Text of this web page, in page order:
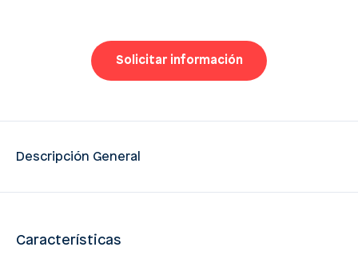
Solicitar información
Descripción General
Características